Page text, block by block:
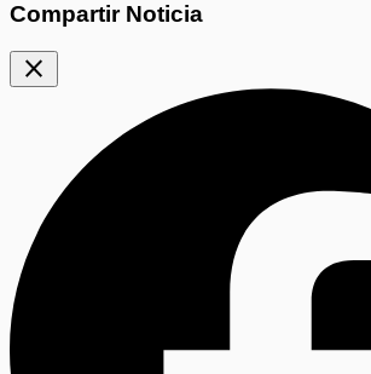
Compartir Noticia
close